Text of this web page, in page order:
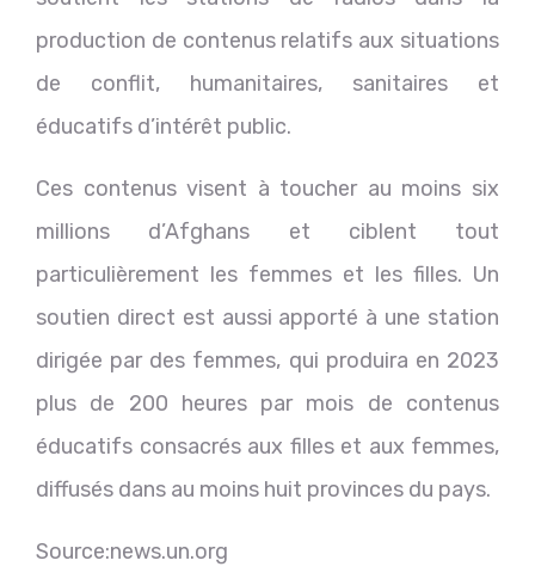
production de contenus relatifs aux situations
de conflit, humanitaires, sanitaires et
éducatifs d’intérêt public.
Ces contenus visent à toucher au moins six
millions d’Afghans et ciblent tout
particulièrement les femmes et les filles. Un
soutien direct est aussi apporté à une station
dirigée par des femmes, qui produira en 2023
plus de 200 heures par mois de contenus
éducatifs consacrés aux filles et aux femmes,
diffusés dans au moins huit provinces du pays.
Source:news.un.org